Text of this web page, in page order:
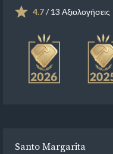
4.7/ 13 Αξιολογήσεις
Santo Margarita